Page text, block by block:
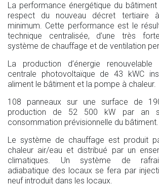
La performance énergétique du
respect du nouveau décret tertiaire
minimum. Cette performance est le
technique centralisée, d’une très
système de chauffage et de ventilation
La production d’énergie
centrale photovoltaïque de 43 kWC
aliment le bâtiment et la pompe à chaleur.
108 panneaux sur une surface de
production de 52 500 kW par an
consommation prévisionnelle du bâtiment.
Le système de chauffage est produit
chaleur air/eau et distribué par un
climatiques. Un système de
adiabatique des locaux se fera par
neuf introduit dans les locaux.